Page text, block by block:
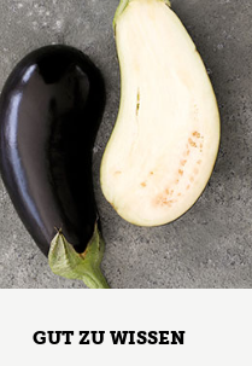
GUT ZU WISSEN